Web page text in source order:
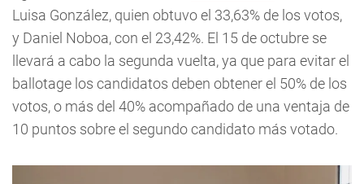
Luisa González, quien obtuvo el 33,63% de los votos,
y Daniel Noboa, con el 23,42%. El 15 de octubre se
llevará a cabo la segunda vuelta, ya que para evitar el
ballotage los candidatos deben obtener el 50% de los
votos, o más del 40% acompañado de una ventaja de
10 puntos sobre el segundo candidato más votado.